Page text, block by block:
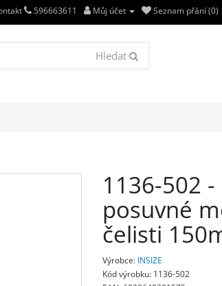
596663611 Můj účet Seznam přání (0)
Hledat
1136-502
posuvné
čelisti
Výrobce: INSIZE
Kód výrobku: 1136-502